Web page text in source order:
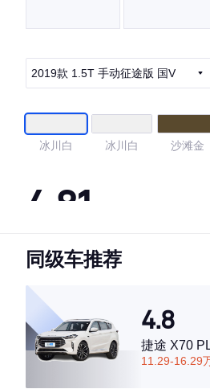
2019款 1.5T 手动征途版 国V
冰川白 冰川白 沙滩金
4.81
·外观表现较为优秀，优于73%同级车
·空间表现较为优秀，优于82%同级车
同级车推荐
4.8
捷途 X70
11.29-16.29